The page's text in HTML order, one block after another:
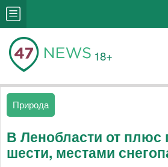
18+
Природа
В Ленобласти от плюс
шести, местами